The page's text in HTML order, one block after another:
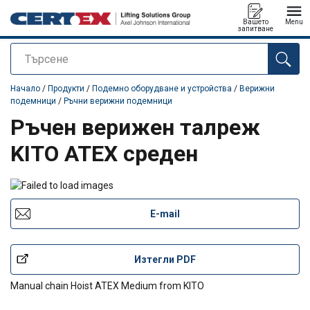
Търсене
Вашето
запитване
Menu
е добавен към вашето запитване
Начало / Продукти / Подемно оборудване и устройства / Верижни
подемници / Ръчни верижни подемници
Ръчен верижен талреж
KITO ATEX среден
E-mail
Изтегли PDF
Manual chain Hoist ATEX Medium from KITO